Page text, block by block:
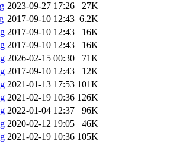
2023-09-27 17:26
27K
2017-09-10 12:43 6.2K
2017-09-10 12:43
16K
2017-09-10 12:43
16K
2026-02-15 00:30
71K
2017-09-10 12:43
12K
2021-01-13 17:53 101K
2021-02-19 10:36 126K
2022-01-04 12:37
96K
2020-02-12 19:05
46K
2021-02-19 10:36 105K